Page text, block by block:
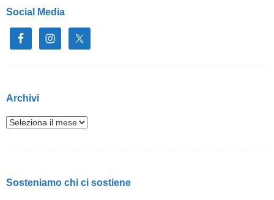
Social Media
Archivi
Sosteniamo chi ci sostiene